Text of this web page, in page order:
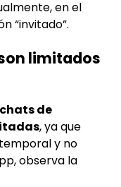
en el
“invitado”.
limitados
de
, ya que
y no
observa la